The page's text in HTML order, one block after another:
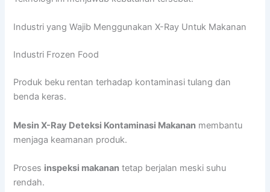
Industri yang Wajib Menggunakan X-Ray Untuk Makanan
Industri Frozen Food
Produk beku rentan terhadap kontaminasi tulang dan
benda keras.
Mesin X-Ray Deteksi Kontaminasi Makanan membantu
menjaga keamanan produk.
Proses inspeksi makanan tetap berjalan meski suhu
rendah.